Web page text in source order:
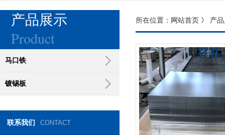
所在位置： 网站首页 》 产
产品展示
Product
马口铁
镀锡板
联系我们 CONTACT